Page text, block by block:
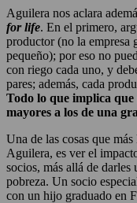
Aguilera nos aclara
for life. En el primero,
productor (no la empresa
pequeño); por eso no
con riego cada uno, y
pares; además, cada
Todo lo que implica que
mayores a los de una
Una de las cosas que
Aguilera, es ver el
socios, más allá de
pobreza. Un socio
con un hijo graduado en